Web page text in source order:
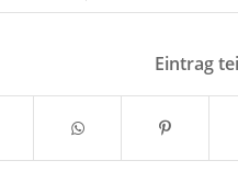
Eintrag